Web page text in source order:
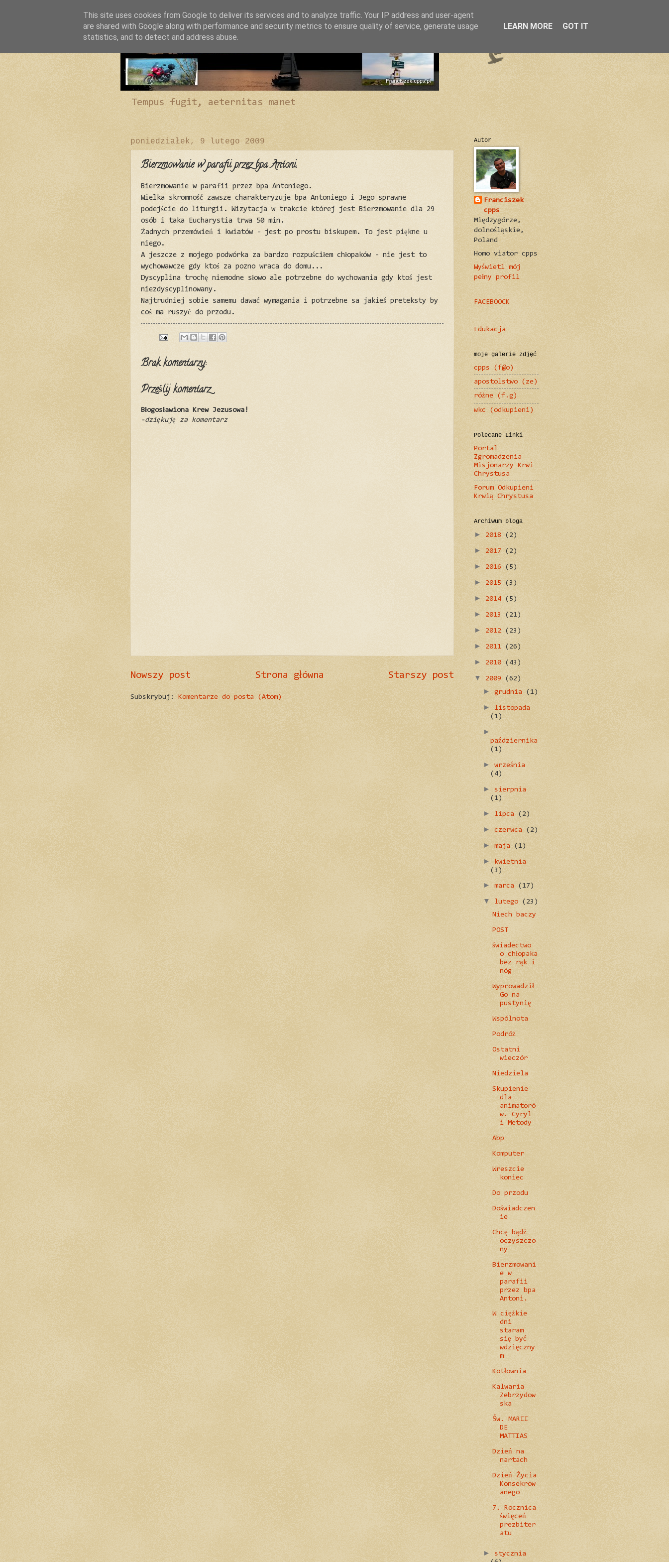
Tempus fugit, aeternitas manet
poniedziałek, 9 lutego 2009
Bierzmowanie w parafii przez bpa Antoni.
Bierzmowanie w parafii przez bpa Antoniego.
Wielka skromność zawsze charakteryzuje bpa Antoniego i Jego sprawne
podejście do liturgii. Wizytacja w trakcie której jest Bierzmowanie dla 29
osób i taka Eucharystia trwa 50 min.
Żadnych przemówień i kwiatów - jest po prostu biskupem. To jest piękne u
niego.
A jeszcze z mojego podwórka za bardzo rozpuściłem chłopaków - nie jest to
wychowawcze gdy ktoś za pozno wraca do domu...
Dyscyplina trochę niemodne słowo ale potrzebne do wychowania gdy ktoś jest
niezdyscyplinowany.
Najtrudniej sobie samemu dawać wymagania i potrzebne sa jakieś preteksty by
coś ma ruszyć do przodu.
Brak komentarzy:
Prześlij komentarz
Błogosławiona Krew Jezusowa!
-dziękuję za komentarz
Nowszy post Starszy post
Strona główna
Subskrybuj: Komentarze do posta (Atom)
Autor
Franciszek
cpps
Międzygórze,
dolnośląskie,
Poland
Homo viator cpps
Wyświetl mój
pełny profil
FACEBOOCK
Edukacja
moje galerie zdjęć
cpps (f@o)
apostolstwo (ze)
różne (f.g)
wkc (odkupieni)
Polecane Linki
Portal
Zgromadzenia
Misjonarzy Krwi
Chrystusa
Forum Odkupieni
Krwią Chrystusa
Archiwum bloga
► 2018 (2)
► 2017 (2)
► 2016 (5)
► 2015 (3)
► 2014 (5)
► 2013 (21)
► 2012 (23)
► 2011 (26)
► 2010 (43)
▼ 2009 (62)
► grudnia (1)
►
listopada
(1)
►
października
(1)
► września
(4)
►
sierpnia
(1)
► lipca (2)
► czerwca (2)
► maja (1)
►
kwietnia
(3)
► marca (17)
▼ lutego (23)
Niech baczy
POST
świadectwo
o chłopaka
bez rąk i
nóg
Wyprowadził
Go na
pustynię
Wspólnota
Podróż
Ostatni
wieczór
Niedziela
Skupienie
dla
animatoró
w. Cyryl
i Metody
Abp
Komputer
Wreszcie
koniec
Do przodu
Doświadczen
ie
Chcę bądź
oczyszczo
ny
Bierzmowani
e w
parafii
przez bpa
Antoni.
W ciężkie
dni
staram
się być
wdzięczny
m
Kotłownia
Kalwaria
Zebrzydow
ska
Św. MARII
DE
MATTIAS
Dzień na
nartach
Dzień Życia
Konsekrow
anego
7. Rocznica
święceń
prezbiter
atu
►
stycznia
This site uses cookies from Google to deliver its services and to analyze traffic. Your IP address and user-agent
are shared with Google along with performance and security metrics to ensure quality of service, generate usage
statistics, and to detect and address abuse.
LEARN MORE GOT IT